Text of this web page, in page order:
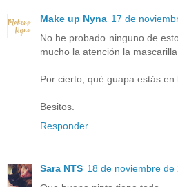
Make up Nyna 17 de
No he probado ninguno de
mucho la atención la
Por cierto, qué guapa estás en
Besitos.
Responder
Sara NTS 18 de noviembre de